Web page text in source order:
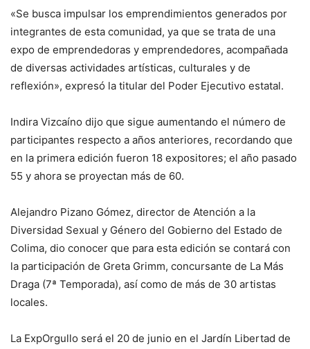
«Se busca impulsar los emprendimientos generados por
integrantes de esta comunidad, ya que se trata de una
expo de emprendedoras y emprendedores, acompañada
de diversas actividades artísticas, culturales y de
reflexión», expresó la titular del Poder Ejecutivo estatal.
Indira Vizcaíno dijo que sigue aumentando el número de
participantes respecto a años anteriores, recordando que
en la primera edición fueron 18 expositores; el año pasado
55 y ahora se proyectan más de 60.
Alejandro Pizano Gómez, director de Atención a la
Diversidad Sexual y Género del Gobierno del Estado de
Colima, dio conocer que para esta edición se contará con
la participación de Greta Grimm, concursante de La Más
Draga (7ª Temporada), así como de más de 30 artistas
locales.
La ExpOrgullo será el 20 de junio en el Jardín Libertad de